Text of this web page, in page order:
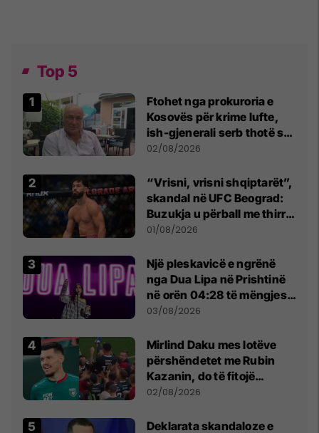
Top 5
Ftohet nga prokuroria e
Kosovës për krime lufte,
ish-gjenerali serb thotë se
dikush e tradhtoi në
02/08/2026
“Vrisni, vrisni shqiptarët”,
skandal në UFC Beograd:
Buzukja u përball me thirrje
anti-shqiptare nga
01/08/2026
Një pleskavicë e ngrënë
nga Dua Lipa në Prishtinë
në orën 04:28 të mëngjesit
- dhe bota digjitale serbe
03/08/2026
Mirlind Daku mes lotëve
përshëndetet me Rubin
Kazanin, do të fitojë
miliona te Spartak Moska
02/08/2026
​Deklarata skandaloze e